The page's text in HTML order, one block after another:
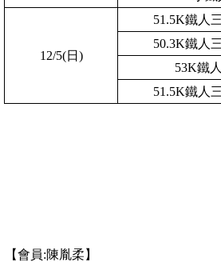
12/5(日)
51.5K鐵人
50.3K鐵人
53K鐵
51.5K鐵人
【會員:陳胤柔 】